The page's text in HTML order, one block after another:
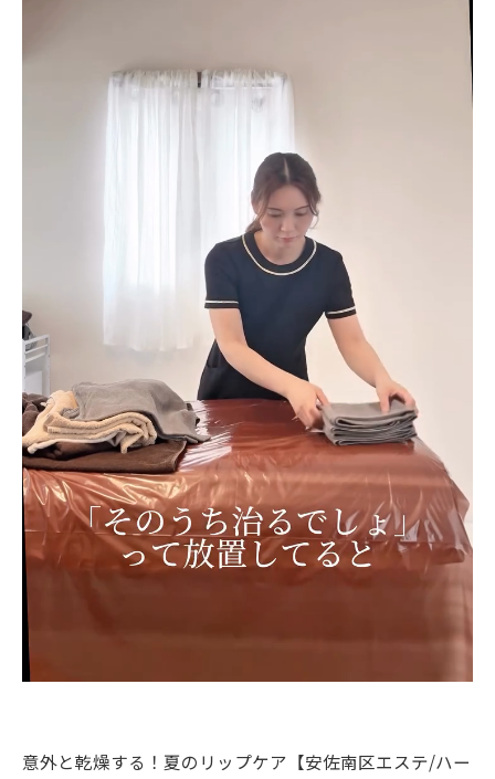
意外と乾燥する！夏のリップケア【安佐南区エステ/ハー